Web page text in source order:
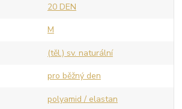
20 DEN
M
(těl.) sv. naturální
pro běžný den
polyamid / elastan